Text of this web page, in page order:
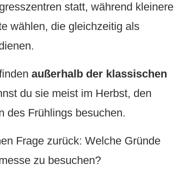
statt, während kleinere
wählen, die gleichzeitig als
außerhalb der klassischen
du sie meist im Herbst, den
des Frühlings besuchen.
Frage zurück: Welche Gründe
zu besuchen?